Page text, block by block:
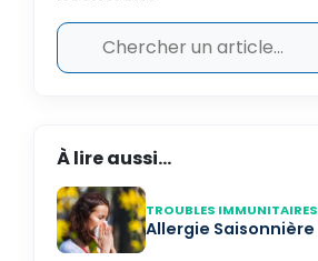
À lire aussi...
TROUBLES IMMUNITAIRES
Allergie Saisonnière